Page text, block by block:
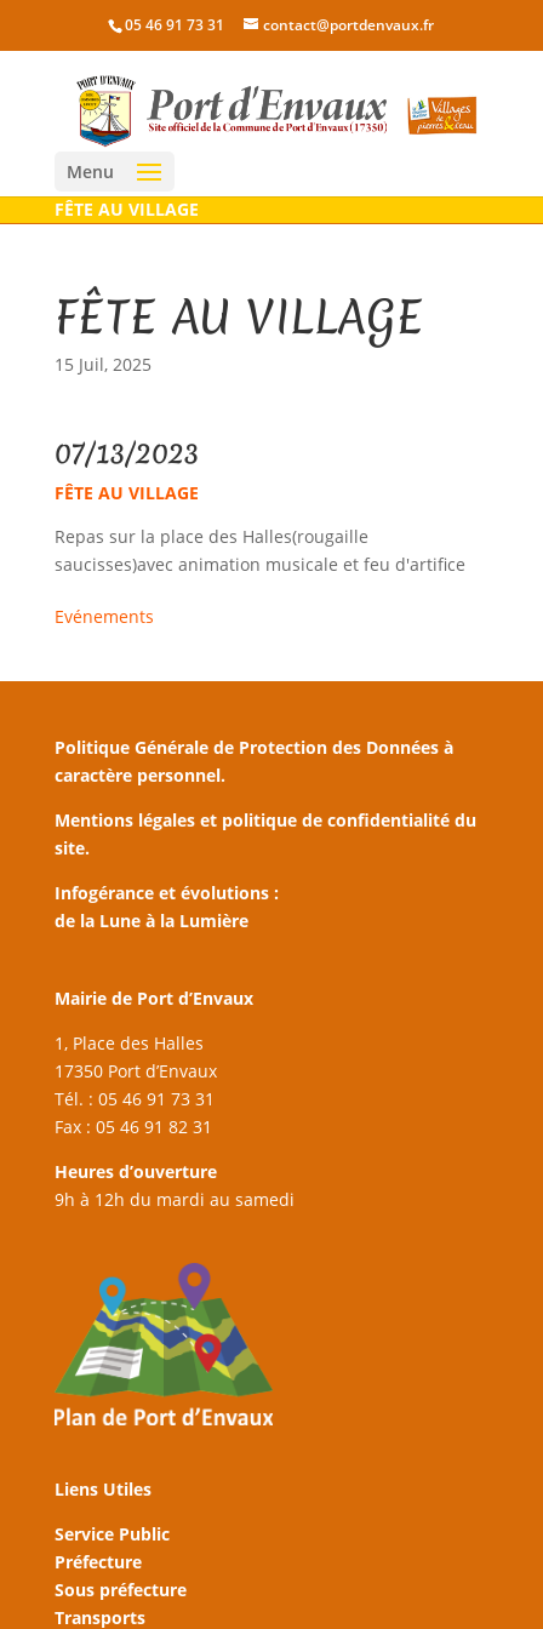
05 46 91 73 31 contact@portdenvaux.fr
Menu
FÊTE AU VILLAGE
FÊTE AU VILLAGE
15 Juil, 2025
07/13/2023
FÊTE AU VILLAGE
Repas sur la place des Halles(rougaille
saucisses)avec animation musicale et feu d'artifice
Evénements
Politique Générale de Protection des Données à
caractère personnel.
Mentions légales et politique de confidentialité du
site.
Infogérance et évolutions :
de la Lune à la Lumière
Mairie de Port d’Envaux
1, Place des Halles
17350 Port d’Envaux
Tél. : 05 46 91 73 31
Fax : 05 46 91 82 31
Heures d’ouverture
9h à 12h du mardi au samedi
Liens Utiles
Service Public
Préfecture
Sous préfecture
Transports